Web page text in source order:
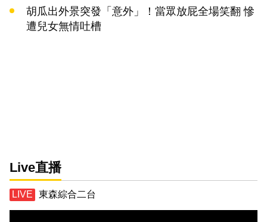
胡瓜出外景突發「意外」！當眾放屁全場笑翻 慘
遭兒女無情吐槽
Live直播
東森綜合二台